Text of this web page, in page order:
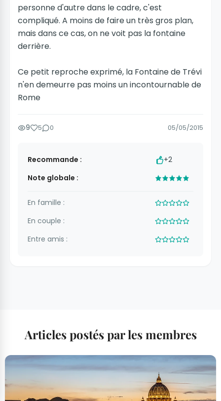
personne d'autre dans le cadre, c'est
compliqué. A moins de faire un très gros plan,
mais dans ce cas, on ne voit pas la fontaine
derrière.
Ce petit reproche exprimé, la Fontaine de Trévi
n'en demeurre pas moins un incontournable de
Rome
9 5 0 05/05/2015
Recommande :
+2
Note globale :
En famille :
En couple :
Entre amis :
Articles postés par les membres